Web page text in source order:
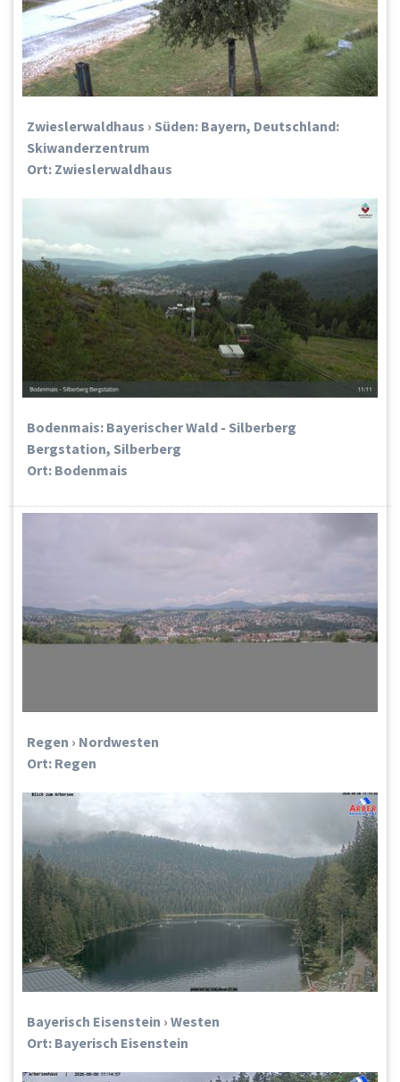
Zwieslerwaldhaus › Süden: Bayern, Deutschland:
Skiwanderzentrum
Ort: Zwieslerwaldhaus
Bodenmais: Bayerischer Wald - Silberberg
Bergstation, Silberberg
Ort: Bodenmais
Regen › Nordwesten
Ort: Regen
Bayerisch Eisenstein › Westen
Ort: Bayerisch Eisenstein